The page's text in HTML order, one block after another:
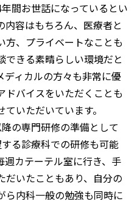
間お世話になっているとい
内容はもちろん、医療者と
方、プライベートなことも
できる素晴らしい環境だと
ディカルの方々も非常に優
ドバイスをいただくことも
いただいています。
の専門研修の準備として
る診療科での研修も可能
週カテーテル室に行き、手
だいたこともあり、自分の
ら内科一般の勉強も同時に